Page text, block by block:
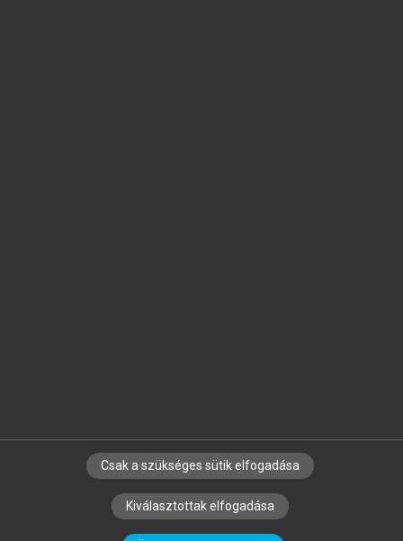
SZERZŐKNEK CÉGEKNEK KÖNYVTÁROSOKNAK
SZERKESZTÉSI ÉS LEKTORÁLÁSI ALAPELVEK
Csak a szükséges sütik elfogadása
Kiválasztottak elfogadása